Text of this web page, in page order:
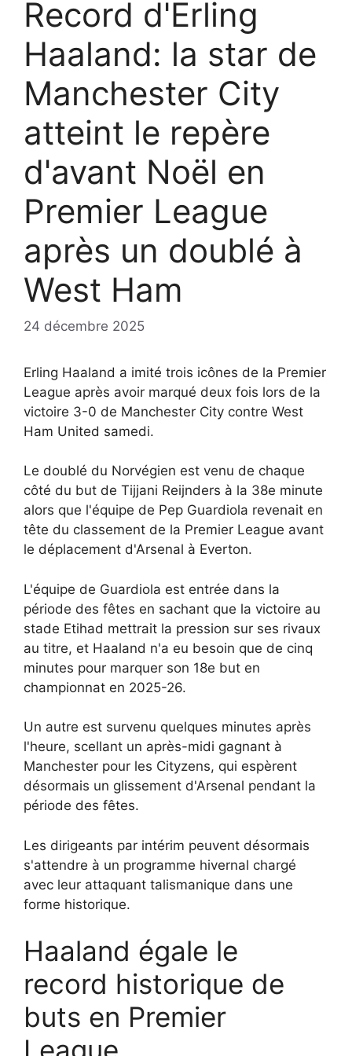
Record d'Erling
Haaland: la star de
Manchester City
atteint le repère
d'avant Noël en
Premier League
après un doublé à
West Ham
24 décembre 2025
Erling Haaland a imité trois icônes de la Premier
League après avoir marqué deux fois lors de la
victoire 3-0 de Manchester City contre West
Ham United samedi.
Le doublé du Norvégien est venu de chaque
côté du but de Tijjani Reijnders à la 38e minute
alors que l'équipe de Pep Guardiola revenait en
tête du classement de la Premier League avant
le déplacement d'Arsenal à Everton.
L'équipe de Guardiola est entrée dans la
période des fêtes en sachant que la victoire au
stade Etihad mettrait la pression sur ses rivaux
au titre, et Haaland n'a eu besoin que de cinq
minutes pour marquer son 18e but en
championnat en 2025-26.
Un autre est survenu quelques minutes après
l'heure, scellant un après-midi gagnant à
Manchester pour les Cityzens, qui espèrent
désormais un glissement d'Arsenal pendant la
période des fêtes.
Les dirigeants par intérim peuvent désormais
s'attendre à un programme hivernal chargé
avec leur attaquant talismanique dans une
forme historique.
Haaland égale le
record historique de
buts en Premier